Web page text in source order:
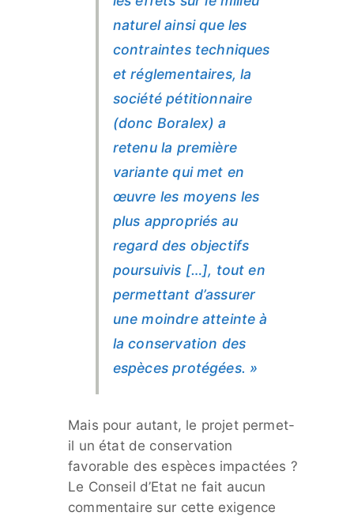
naturel ainsi que les
contraintes techniques
et réglementaires, la
société pétitionnaire
(donc Boralex) a
retenu la première
variante qui met en
œuvre les moyens les
plus appropriés au
regard des objectifs
poursuivis […], tout en
permettant d’assurer
une moindre atteinte à
la conservation des
espèces protégées. »
Mais pour autant, le projet permet-
il un état de conservation
favorable des espèces impactées ?
Le Conseil d’Etat ne fait aucun
commentaire sur cette exigence